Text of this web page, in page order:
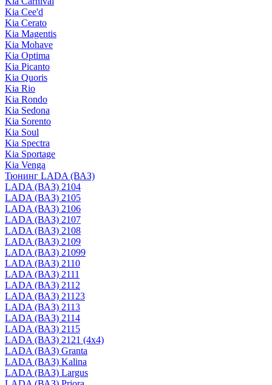
Kia Cee'd
Kia Cerato
Kia Magentis
Kia Mohave
Kia Optima
Kia Picanto
Kia Quoris
Kia Rio
Kia Rondo
Kia Sedona
Kia Sorento
Kia Soul
Kia Spectra
Kia Sportage
Kia Venga
Тюнинг LADA (ВАЗ)
LADA (ВАЗ) 2104
LADA (ВАЗ) 2105
LADA (ВАЗ) 2106
LADA (ВАЗ) 2107
LADA (ВАЗ) 2108
LADA (ВАЗ) 2109
LADA (ВАЗ) 21099
LADA (ВАЗ) 2110
LADA (ВАЗ) 2111
LADA (ВАЗ) 2112
LADA (ВАЗ) 21123
LADA (ВАЗ) 2113
LADA (ВАЗ) 2114
LADA (ВАЗ) 2115
LADA (ВАЗ) 2121 (4x4)
LADA (ВАЗ) Granta
LADA (ВАЗ) Kalina
LADA (ВАЗ) Largus